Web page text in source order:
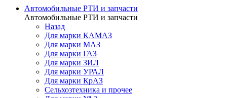
Автомобильные РТИ и запчасти
Автомобильные РТИ и запчасти
Назад
Для марки КАМАЗ
Для марки МАЗ
Для марки ГАЗ
Для марки ЗИЛ
Для марки УРАЛ
Для марки КрАЗ
Сельхозтехника и прочее